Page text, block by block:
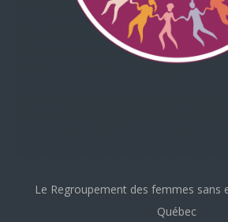
Le Regroupement des femmes sans
Québec